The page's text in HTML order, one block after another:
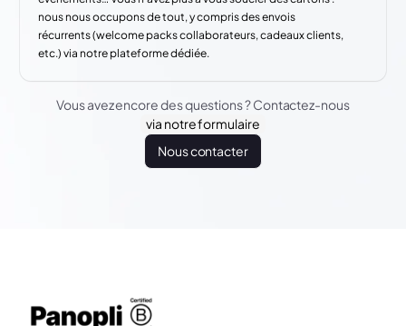
nous nous occupons de tout, y compris des envois
récurrents (welcome packs collaborateurs, cadeaux clients,
etc.) via notre plateforme dédiée.
Vous avez encore des questions ? Contactez-nous
via notre formulaire
Nous contacter